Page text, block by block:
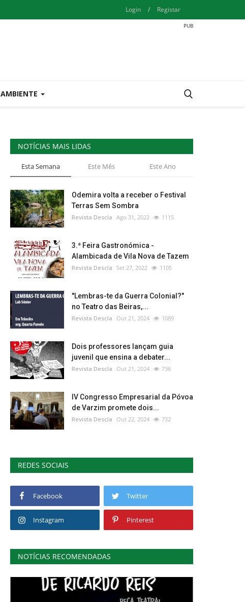
Login / Registar
AMBIENTE
NOTÍCIAS MAIS LIDAS
Esta Semana Este Mês Este Ano
Odemira volta a receber o Festival
Terras Sem Sombra
Revista Descla Ago 31, 2022 1115
3.ª Feira Gastronómica -
Alambicada de Vila Nova de Tazem
Revista Descla Set 27, 2022 1105
"Lembras-te da Guerra Colonial?"
no Teatro das Beiras,...
Revista Descla Out 21, 2024 1089
Dois professores lançam guia
juvenil que ensina a debater...
Revista Descla Out 21, 2024 736
IV Congresso Empresarial da Póvoa
de Varzim promete dois...
Revista Descla Out 22, 2024 732
REDES SOCIAIS
Facebook Twitter
Instagram Pinterest
NOTÍCIAS RECOMENDADAS